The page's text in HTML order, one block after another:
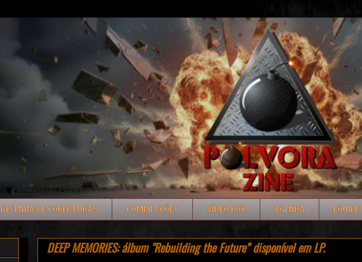
RESENHAS E COBERTURAS COMPILAÇÕES VÍDEO BOX AGENDA EQUIPE
DEEP MEMORIES: álbum "Rebuilding the Future” disponível em LP.